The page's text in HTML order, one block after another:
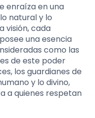
enraíza en una
natural y lo
visión, cada
una esencia
como las
de este poder
los guardianes de
y lo divino,
a quienes respetan